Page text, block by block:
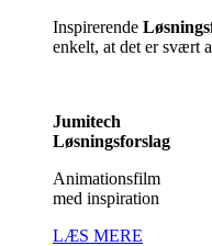
Inspirerende
enkelt, at det er svært
Jumitech
Løsningsforslag
Animationsfilm
med inspiration
LÆS MERE